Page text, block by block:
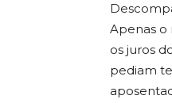
Apenas o
os juros
pediam